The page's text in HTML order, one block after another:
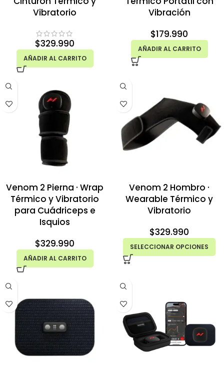
Vibratorio
$329.990
AÑADIR AL CARRITO
Vibración
$179.990
AÑADIR AL CARRITO
Venom 2 Pierna · Wrap
Térmico y Vibratorio
para Cuádriceps e
Isquios
$329.990
AÑADIR AL CARRITO
Venom 2 Hombro ·
Wearable Térmico y
Vibratorio
$329.990
SELECCIONAR OPCIONES